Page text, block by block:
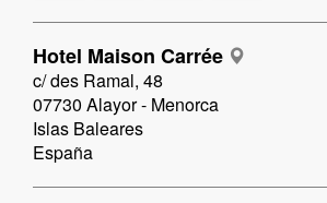
Hotel Maison Carrée
c/ des Ramal, 48
07730 Alayor - Menorca
Islas Baleares
España